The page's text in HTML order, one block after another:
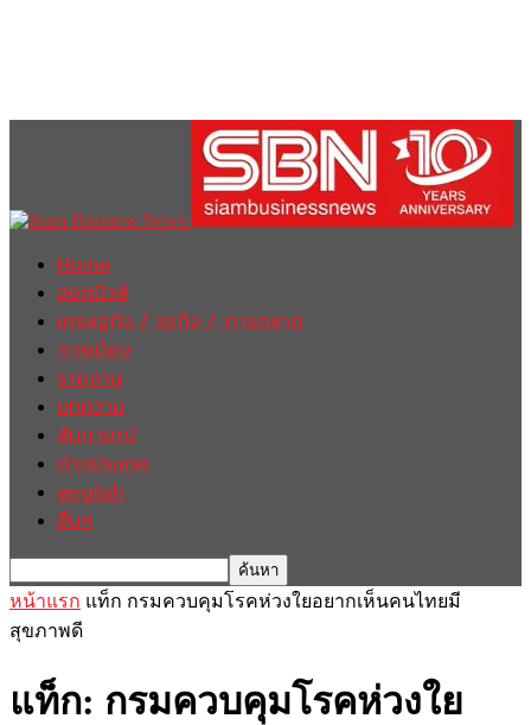
Home
ฮอตนิวส์
เศรษฐกิจ / ธุรกิจ / การตลาด
การเมือง
รายงาน
บทความ
สัมภาษณ์
ต่างประเทศ
english
อื่นๆ
หน้าแรก แท็ก กรมควบคุมโรคห่วงใยอยากเห็นคนไทยมี
สุขภาพดี
แท็ก: กรมควบคุมโรคห่วงใย